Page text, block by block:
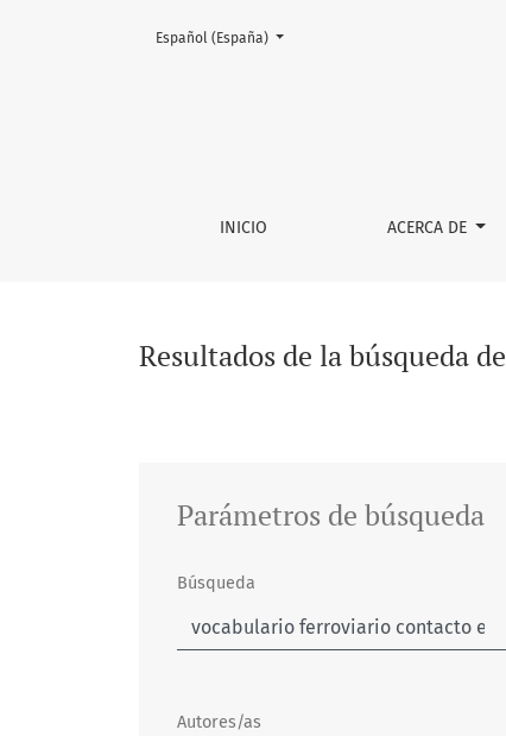
Buscar
INICIO ACERCA DE
Cambiar el idioma. El actual es:
Español (España)
Resultados de la búsqueda de
Parámetros de búsqueda
Búsqueda
Autores/as